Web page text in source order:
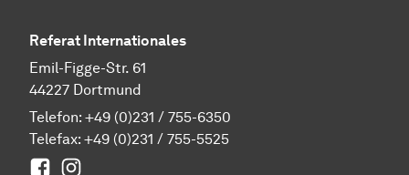
Referat Internationales
Emil-Figge-Str. 61
44227 Dortmund
Telefon: +49 (0)231 / 755-6350
Telefax: +49 (0)231 / 755-5525
Facebook